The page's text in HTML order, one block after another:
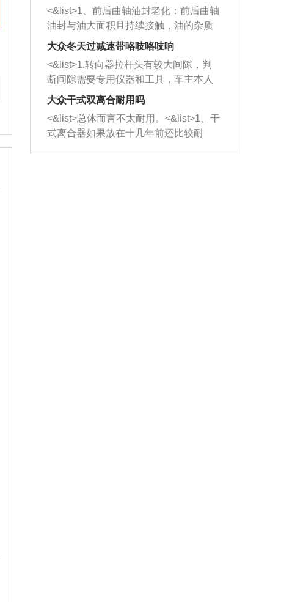
西取出来。但如果是因为积碳过多引起
的堵塞，就需要将三元催化器泡在草酸
洗剂对堵塞的情况得到解决，将清洗剂
放在燃油箱中，与燃油混合后，车辆启
动时，就可以和汽油一起进入到燃烧
室，最后形成废气排出，就可以让三元
催化器得到清洗，排气管堵塞的情况就
能够得到解决。
一圈半的练习，往右同样也要打相同的
圈数。 <&list>3、最后强调要反复练
习，这样就可以形成肌肉记忆，在真实
驾驶车辆时，不需要记忆也能打好方
向。
<&list>1、前后曲轴油封老化：前后曲轴
油封与油大面积且持续接触，油的杂质
和发动机内持续温度变化使其密封效果
逐渐减弱，导致渗油或漏油。<&list>2、
活塞间隙过大：积碳会使活塞环与缸体
的间隙扩大，导致机油流入燃烧室中，
造成烧机油。<&list>3、机油粘度。使用
机油粘度过小的话，同样会有烧机油现
象，机油粘度过小具有很好的流动性，
大众冬天过减速带咯吱咯吱响
<&list>1.转向器拉杆头有较大间隙，判
断间隙需要专用仪器和工具，车主本人
无法制作，需要将车辆送到修理厂或4s
店；<&list>2.车辆半轴套管防尘罩破
裂，破裂后会出现漏油现象，使半轴磨
损严重，磨损的半轴容易损坏，产生异
响；<&list>3.稳定器的转向胶套和球头
大众干式双离合耐用吗
<&list>总体而言不太耐用。<&list>1、干
式离合器如果放在十几年前还比较耐